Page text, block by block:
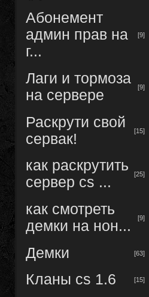
Абонемент
админ прав на
г...
[9]
Лаги и тормоза
на сервере
[9]
Раскрути свой
сервак!
[15]
как раскрутить
сервер cs ...
[25]
как смотреть
демки на нон...
[9]
Демки [63]
Кланы cs 1.6 [15]